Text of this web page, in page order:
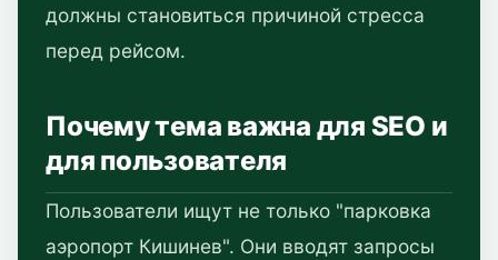
должны становиться причиной стресса
перед рейсом.
Почему тема важна для SEO и
для пользователя
Пользователи ищут не только "парковка
аэропорт Кишинев". Они вводят запросы